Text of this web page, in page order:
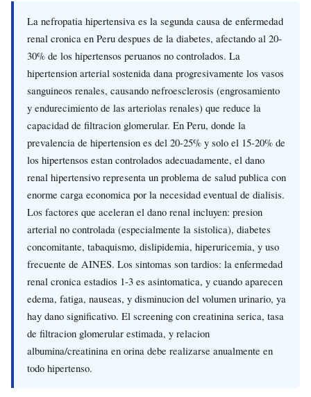
La nefropatia hipertensiva es la segunda causa de enfermedad
renal cronica en Peru despues de la diabetes, afectando al 20-
30% de los hipertensos peruanos no controlados. La
hipertension arterial sostenida dana progresivamente los vasos
sanguineos renales, causando nefroesclerosis (engrosamiento
y endurecimiento de las arteriolas renales) que reduce la
capacidad de filtracion glomerular. En Peru, donde la
prevalencia de hipertension es del 20-25% y solo el 15-20% de
los hipertensos estan controlados adecuadamente, el dano
renal hipertensivo representa un problema de salud publica con
enorme carga economica por la necesidad eventual de dialisis.
Los factores que aceleran el dano renal incluyen: presion
arterial no controlada (especialmente la sistolica), diabetes
concomitante, tabaquismo, dislipidemia, hiperuricemia, y uso
frecuente de AINES. Los sintomas son tardios: la enfermedad
renal cronica estadios 1-3 es asintomatica, y cuando aparecen
edema, fatiga, nauseas, y disminucion del volumen urinario, ya
hay dano significativo. El screening con creatinina serica, tasa
de filtracion glomerular estimada, y relacion
albumina/creatinina en orina debe realizarse anualmente en
todo hipertenso.